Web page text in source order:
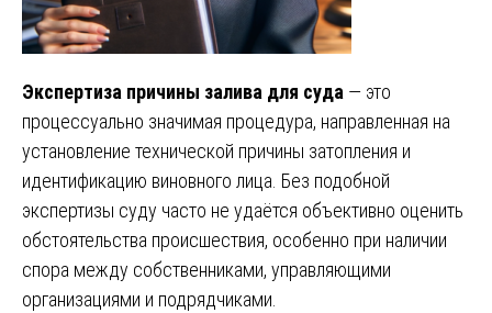
Экспертиза причины залива для суда — это
процессуально значимая процедура, направленная на
установление технической причины затопления и
идентификацию виновного лица. Без подобной
экспертизы суду часто не удаётся объективно оценить
обстоятельства происшествия, особенно при наличии
спора между собственниками, управляющими
организациями и подрядчиками.